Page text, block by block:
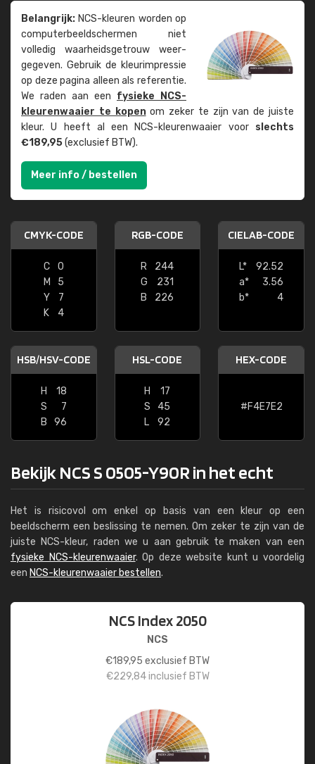
Belangrijk: NCS-kleuren worden op
computer­beeld­schermen niet
volledig waarheids­­getrouw weer­
gegeven. Gebruik de kleur­impressie
op deze pagina alleen als referentie.
We raden aan een fysieke NCS-
kleuren­waaier te kopenom zeker te zijn van de juiste
kleur. U heeft al een NCS-kleuren­waaier voor slechts
€189,95(exclusief BTW).
Meer info / bestellen
CMYK-CODE
C
0
M
5
Y
7
K
4
RGB-CODE
R
244
G
231
B
226
CIELAB-CODE
L*
92.52
a*
3.56
b*
4
HSB/HSV-CODE
H
18
S
7
B
96
HSL-CODE
H
17
S
45
L
92
HEX-CODE
#F4E7E2
Bekijk NCS S 0505-Y90R in het echt
Het is risicovol om enkel op basis van een kleur op een
beeldscherm een beslissing te nemen. Om zeker te zijn van de
juiste NCS-kleur, raden we u aan gebruik te maken van een
fysieke NCS-kleurenwaaier. Op deze website kunt u voordelig
een NCS-kleurenwaaier bestellen.
NCS Index 2050
NCS
€189,95 exclusief BTW
€229,84inclusief BTW